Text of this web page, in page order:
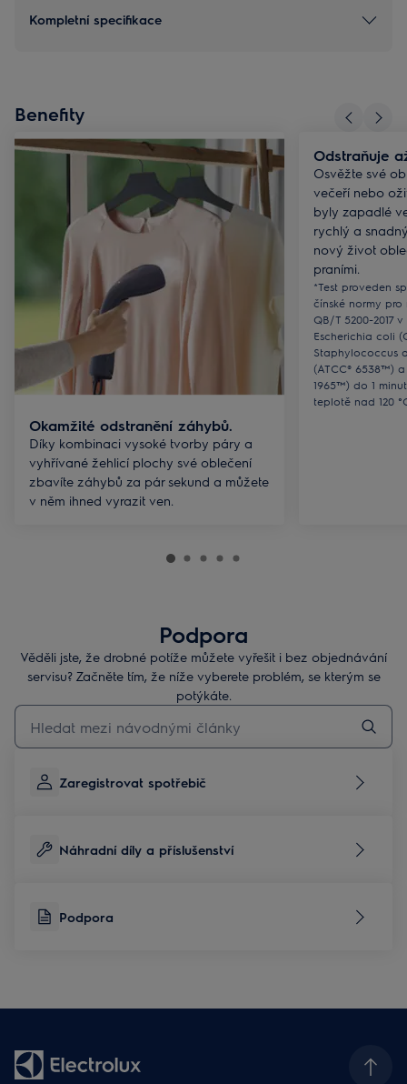
Kompletní specifikace
Benefity
Okamžité odstranění záhybů.
Díky kombinaci vysoké tvorby páry a
vyhřívané žehlicí plochy své oblečení
zbavíte záhybů za pár sekund a můžete
v něm ihned vyrazit ven.
Odstraňuje
Osvěžte své
večeří nebo
byly zapadlé
rychlý a
nový život
praními.
*Test proveden
čínské normy
QB/T 5200-2017
Escherichia coli
Staphylococcus
(ATCC® 6538™)
1965™) do 1
teplotě nad 120
Podpora
Věděli jste, že drobné potíže můžete vyřešit i bez objednávání
servisu? Začněte tím, že níže vyberete problém, se kterým se
potýkáte.
Pro vyhledávání v článcích technické podpory začněte psát
Zaregistrovat spotřebič
Náhradní díly a příslušenství
Podpora